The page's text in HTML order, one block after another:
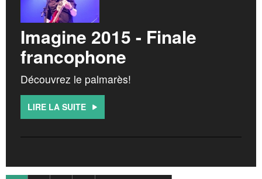
Imagine 2015 - Finale
francophone
Découvrez le palmarès!
LIRE LA SUITE